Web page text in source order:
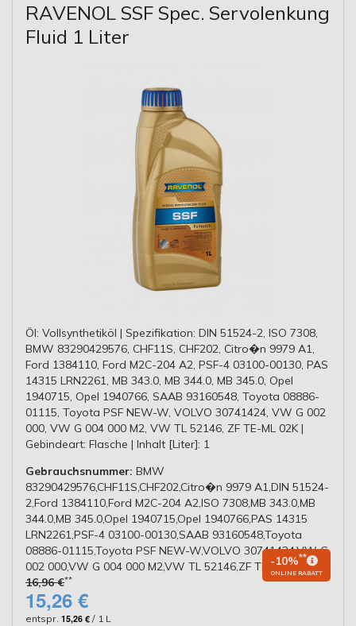
RAVENOL SSF Spec. Servolenkung
Fluid 1 Liter
Öl: Vollsynthetiköl | Spezifikation: DIN 51524-2, ISO 7308,
BMW 83290429576, CHF11S, CHF202, Citro�n 9979 A1,
Ford 1384110, Ford M2C-204 A2, PSF-4 03100-00130, PAS
14315 LRN2261, MB 343.0, MB 344.0, MB 345.0, Opel
1940715, Opel 1940766, SAAB 93160548, Toyota 08886-
01115, Toyota PSF NEW-W, VOLVO 30741424, VW G 002
000, VW G 004 000 M2, VW TL 52146, ZF TE-ML 02K |
Gebindeart: Flasche | Inhalt [Liter]: 1
Gebrauchsnummer: BMW
83290429576,CHF11S,CHF202,Citro�n 9979 A1,DIN 51524-
2,Ford 1384110,Ford M2C-204 A2,ISO 7308,MB 343.0,MB
344.0,MB 345.0,Opel 1940715,Opel 1940766,PAS 14315
LRN2261,PSF-4 03100-00130,SAAB 93160548,Toyota
08886-01115,Toyota PSF NEW-W,VOLVO 30741424,VW G
002 000,VW G 004 000 M2,VW TL 52146,ZF TE-ML 02K
16,96 €**
-10%**
ONLINE RABATT
15,26 €
entspr. 15,26 € / 1 L